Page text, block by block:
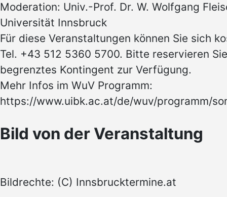
Moderation: Univ.-Prof. Dr. W. Wolfgang
Universität Innsbruck
Für diese Veranstaltungen können Sie sich
Tel. +43 512 5360 5700. Bitte reservieren
begrenztes Kontingent zur Verfügung.
Mehr Infos im WuV Programm:
https://www.uibk.ac.at/de/wuv/programm/
Bild von der Veranstaltung
Bildrechte: (C) Innsbrucktermine.at